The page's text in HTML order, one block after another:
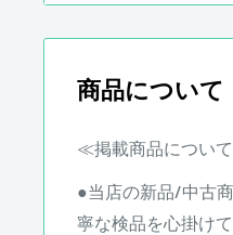
■試奏などによる細
■スペック、詳細な
商品状態
承下さい。
商品について
≪掲載商品につい
●当店の新品/中古
寧な検品を心掛け